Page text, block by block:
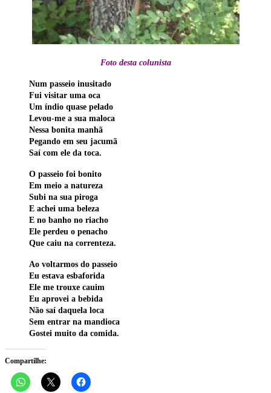
Foto desta colunista
Num passeio inusitado
Fui visitar uma oca
Um índio quase pelado
Levou-me a sua maloca
Nessa bonita manhã
Pegando em seu jacumã
Saí com ele da toca.
O passeio foi bonito
Em meio a natureza
Subi na sua piroga
E achei uma beleza
E no banho no riacho
Ele perdeu o penacho
Que caiu na correnteza.
Ao voltarmos do passeio
Eu estava esbaforida
Ele me trouxe cauim
Eu aprovei a bebida
Não saí daquela loca
Sem entrar na mandioca
Gostei muito da comida.
Compartilhe: